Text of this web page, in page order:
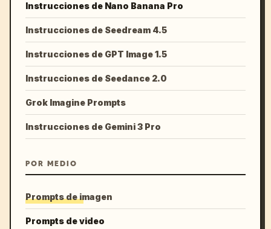
Instrucciones de Nano Banana Pro
Instrucciones de Seedream 4.5
Instrucciones de GPT Image 1.5
Instrucciones de Seedance 2.0
Grok Imagine Prompts
Instrucciones de Gemini 3 Pro
POR MEDIO
Prompts de imagen
Prompts de video